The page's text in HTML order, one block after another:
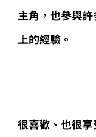
主角，也參與
上的經驗。
很喜歡、也很